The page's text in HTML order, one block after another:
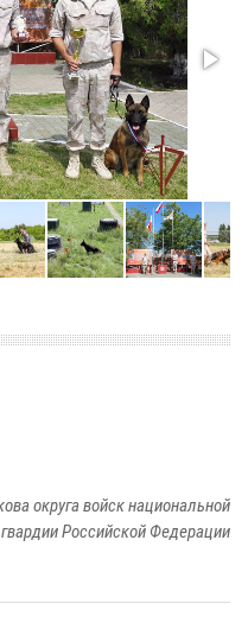
округа войск национальной
гвардии Российской Федерации